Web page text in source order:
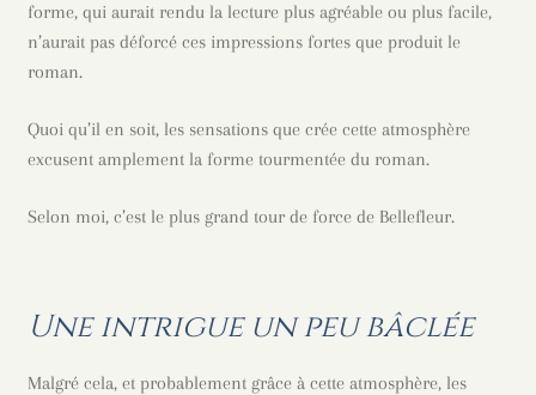
forme, qui aurait rendu la lecture plus agréable ou plus facile,
n’aurait pas déforcé ces impressions fortes que produit le
roman.
Quoi qu’il en soit, les sensations que crée cette atmosphère
excusent amplement la forme tourmentée du roman.
Selon moi, c’est le plus grand tour de force de Bellefleur.
Une intrigue un peu bâclée
Malgré cela, et probablement grâce à cette atmosphère, les